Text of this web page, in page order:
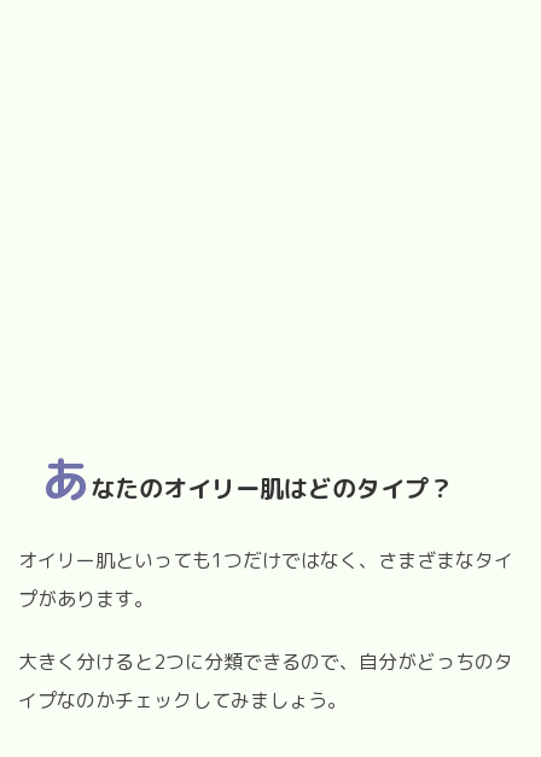
あなたのオイリー肌はどのタイプ？
オイリー肌といっても1つだけではなく、さまざまなタイ
プがあります。
大きく分けると2つに分類できるので、自分がどっちのタ
イプなのかチェックしてみましょう。